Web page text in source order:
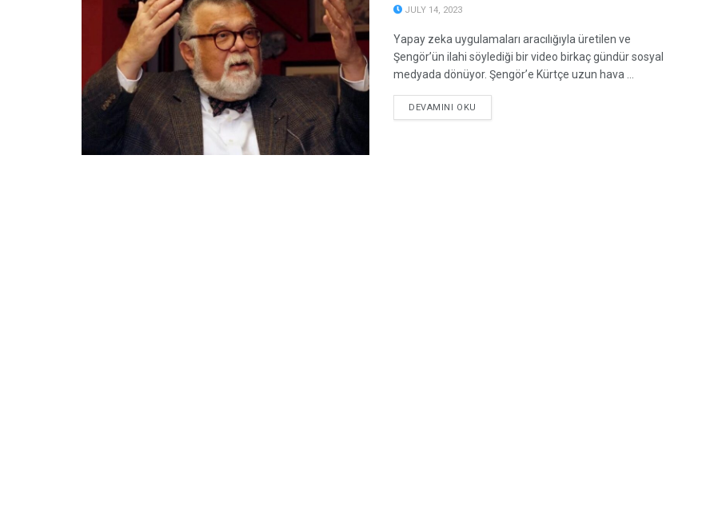
JULY 14, 2023
Yapay zeka uygulamaları aracılığıyla üretilen ve
Şengör’ün ilahi söylediği bir video birkaç gündür sosyal
medyada dönüyor. Şengör’e Kürtçe uzun hava ...
DEVAMINI OKU